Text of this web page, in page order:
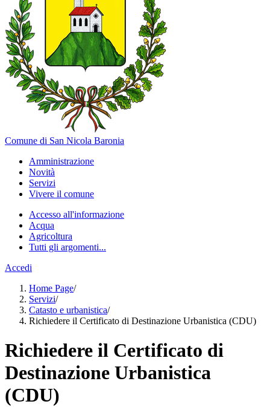
Comune di San Nicola Baronia
Amministrazione
Novità
Servizi
Vivere il comune
Accesso all'informazione
Acqua
Agricoltura
Tutti gli argomenti...
Accedi
Home Page/
Servizi/
Catasto e urbanistica/
Richiedere il Certificato di Destinazione Urbanistica (CDU)
Richiedere il Certificato di
Destinazione Urbanistica
(CDU)